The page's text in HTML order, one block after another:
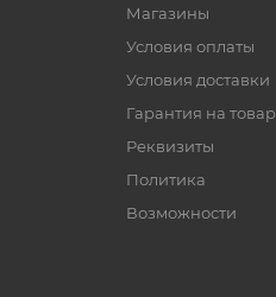
Магазины
Условия оплаты
Условия доставки
Гарантия на товар
Реквизиты
Политика
Возможности